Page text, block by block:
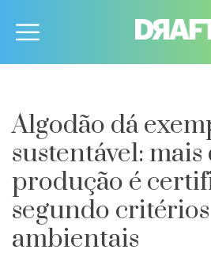
Algodão dá
sustentável:
produção é
segundo
ambientais